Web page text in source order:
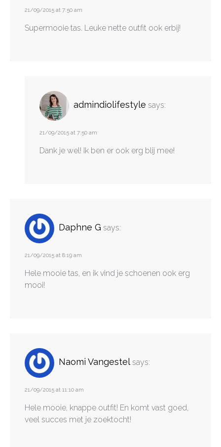
21/09/2015 at 7:50 am
Supermooie tas. Leuke nette outfit ook erbij!
admindiolifestyle says:
21/09/2015 at 7:50 am
Dank je wel! Ik ben er ook erg blij mee!
Daphne G says:
21/09/2015 at 8:19 am
Hele mooie tas, en ik vind je schoenen ook erg
mooi!
Naomi Vangestel says:
21/09/2015 at 11:10 am
Hele mooie, knappe outfit! En komt vast goed,
veel succes met je zoektocht!